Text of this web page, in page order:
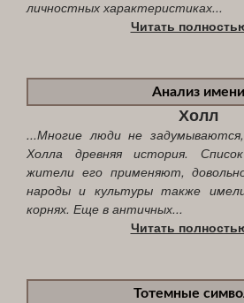
личностных характеристиках...
Читать
Анализ имени
Холл
...Многие люди не
Холла древняя история.
жители его применяют,
народы и культуры также
корнях. Еще в античных...
Читать
Тотемные